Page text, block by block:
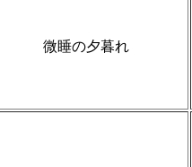
微睡の夕暮れ